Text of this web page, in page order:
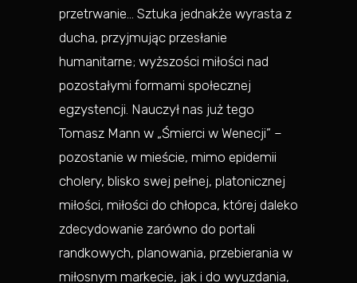
przetrwanie… Sztuka jednakże wyrasta z
ducha, przyjmując przesłanie
humanitarne; wyższości miłości nad
pozostałymi formami społecznej
egzystencji. Nauczył nas już tego
Tomasz Mann w „Śmierci w Wenecji” –
pozostanie w mieście, mimo epidemii
cholery, blisko swej pełnej, platonicznej
miłości, miłości do chłopca, której daleko
zdecydowanie zarówno do portali
randkowych, planowania, przebierania w
miłosnym markecie, jak i do wyuzdania,